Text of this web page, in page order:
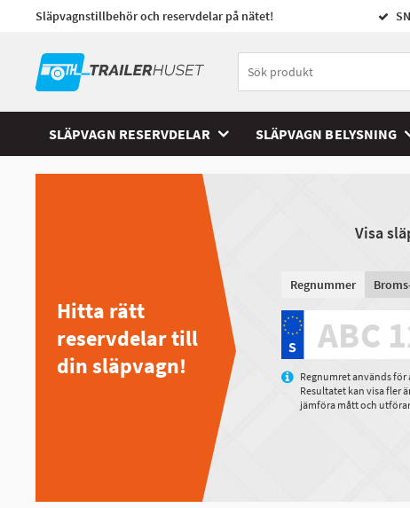
Släpvagnstillbehör och reservdelar på nätet!
SLÄPVAGN RESERVDELAR SLÄPVAGN BELYSNING
Hitta rätt
reservdelar till
din släpvagn!
Visa
Regnummer
Regnumret används för
Resultatet kan visa fler
jämföra mått och